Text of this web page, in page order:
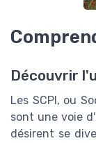
Découvrir
Les SCPI, ou
sont une voie
désirent se